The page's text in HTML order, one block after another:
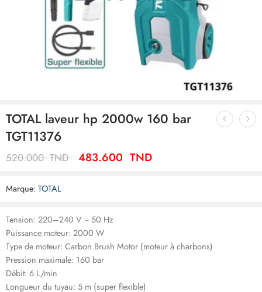
TOTAL laveur hp 2000w 160 bar
TGT11376
520.000TND 483.600 TND
Marque: TOTAL
Tension: 220–240 V ~ 50 Hz
Puissance moteur: 2000 W
Type de moteur: Carbon Brush Motor (moteur à charbons)
Pression maximale: 160 bar
Débit: 6 L/min
Longueur du tuyau: 5 m (super flexible)